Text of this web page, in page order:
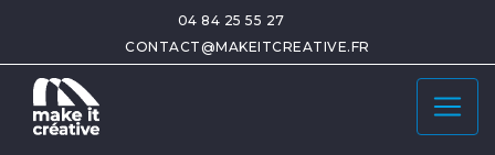
04 84 25 55 27
CONTACT@MAKEITCREATIVE.FR